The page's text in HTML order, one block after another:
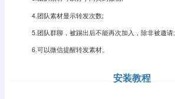
4.团队素材显示转发次数;
5.团队群聊，被踢出后不能再次加入，除非被邀请;
6.可以微信提醒转发素材。
安装教程